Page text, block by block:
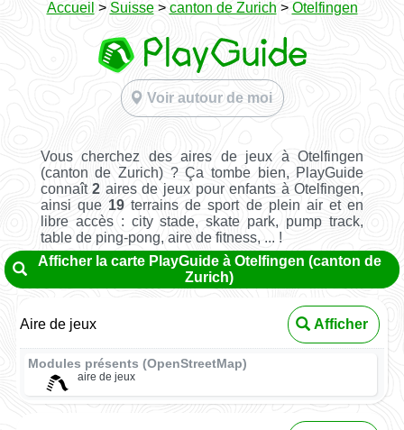
Accueil > Suisse> canton de Zurich > Otelfingen
Voir autour de moi
Vous cherchez des aires de jeux à Otelfingen
(canton de Zurich) ? Ça tombe bien, PlayGuide
connaît2 aires de jeux pour enfants à Otelfingen,
ainsi que 19 terrains de sport de plein air et en
libre accès : city stade, skate park, pump track,
table de ping-pong, aire de fitness, ... !
Afficher la carte PlayGuide à Otelfingen (canton de
Zurich)
Aire de jeux Afficher
Modules présents (OpenStreetMap)
aire de jeux